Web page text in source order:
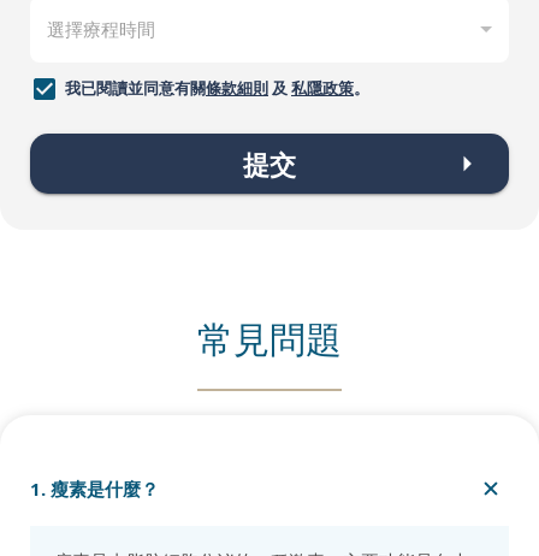
我已閱讀並同意有關條款細則 及 私隱政策。
提交
常見問題
1. 瘦素是什麼？